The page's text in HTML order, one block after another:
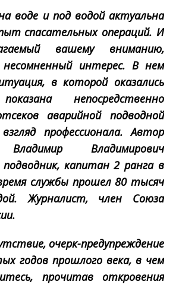
воде и под водой актуальна
спасательных операций. И
вашему вниманию,
несомненный интерес. В нем
в которой оказались
непосредственно
аварийной подводной
профессионала. Автор
Владимирович
капитан 2 ранга в
службы прошел 80 тысяч
Журналист, член Союза
очерк-­предупреждение
годов прошлого века, в чем
прочитав откровения